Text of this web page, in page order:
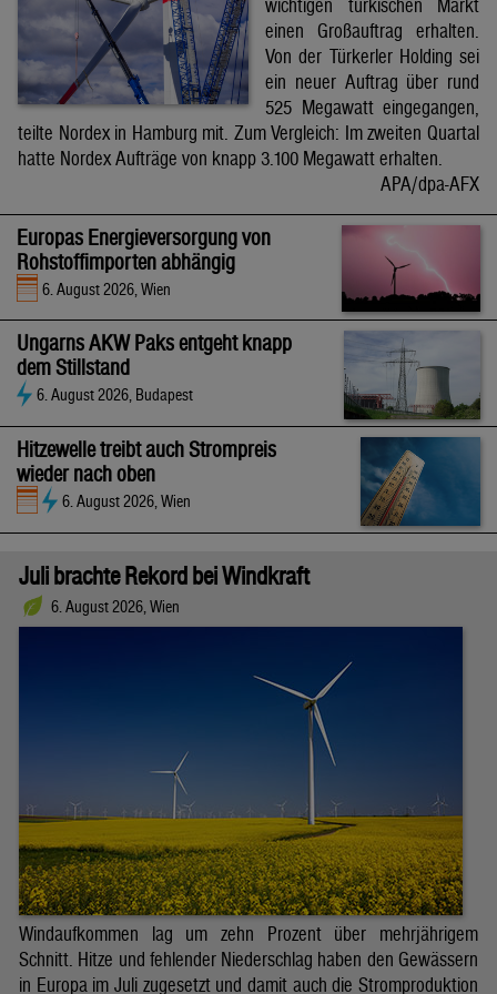
wichtigen türkischen Markt
einen Großauftrag erhalten.
Von der Türkerler Holding sei
ein neuer Auftrag über rund
525 Megawatt eingegangen,
teilte Nordex in Hamburg mit. Zum Vergleich: Im zweiten Quartal
hatte Nordex Aufträge von knapp 3.100 Megawatt erhalten.
APA/dpa-AFX
Europas Energieversorgung von
Rohstoffimporten abhängig
6. August 2026, Wien
Ungarns AKW Paks entgeht knapp
dem Stillstand
6. August 2026, Budapest
Hitzewelle treibt auch Strompreis
wieder nach oben
6. August 2026, Wien
Juli brachte Rekord bei Windkraft
6. August 2026, Wien
Windaufkommen lag um zehn Prozent über mehrjährigem
Schnitt. Hitze und fehlender Niederschlag haben den Gewässern
in Europa im Juli zugesetzt und damit auch die Stromproduktion